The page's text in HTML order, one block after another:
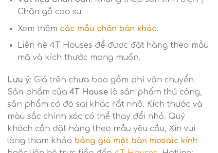
Chân gỗ cao su
Xem thêm các mẫu chân bàn khác.
Liên hệ 4T Houses để được đặt hàng theo mẫu
mã và kích thước mong muốn.
Lưu ý: Giá trên chưa bao gồm phí vận chuyển.
Sản phẩm của 4T House là sản phẩm thủ công,
sản phẩm có độ sai khác rất nhỏ. Kích thước và
màu sắc chính xác có thể thay đổi nhỏ. Quý
khách cần đặt hàng theo mẫu yêu cầu, Xin vui
lòng tham khảo bảng giá mặt bàn mosaic kính